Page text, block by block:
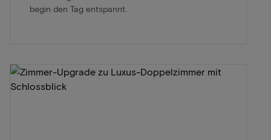
begin den Tag entspannt.